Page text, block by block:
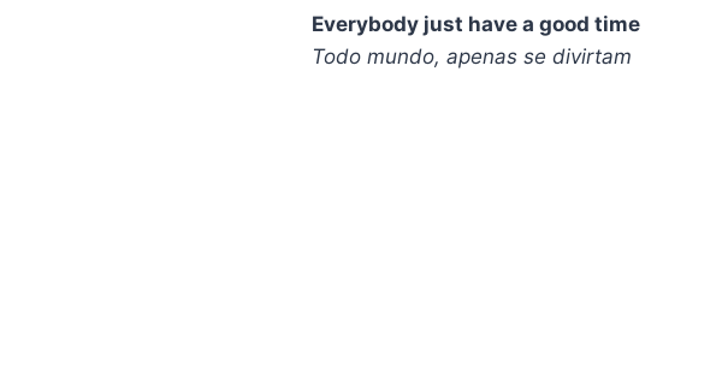
Everybody just have a good time
Todo mundo, apenas se divirtam